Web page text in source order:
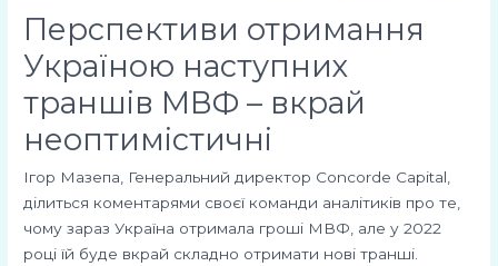
Перспективи отримання
Україною наступних
траншів МВФ – вкрай
неоптимістичні
Ігор Мазепа, Генеральний директор Concorde Capital,
ділиться коментарями своєї команди аналітиків про те,
чому зараз Україна отримала гроші МВФ, але у 2022
році їй буде вкрай складно отримати нові транші.